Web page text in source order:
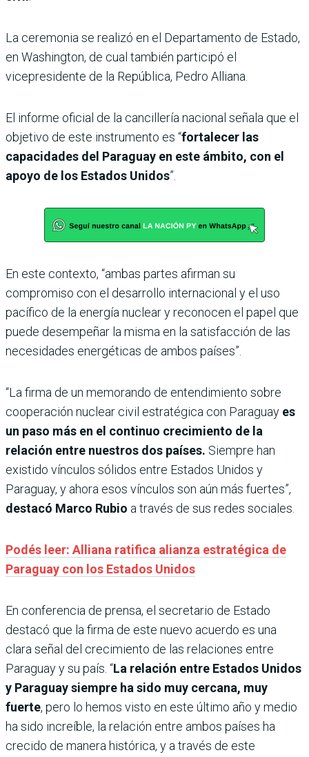
La ceremonia se realizó en el Departamento de Estado,
en Washington, de cual también participó el
vicepresidente de la República, Pedro Alliana.
El informe oficial de la cancillería nacional señala que el
objetivo de este instrumento es “fortalecer las
capacidades del Paraguay en este ámbito, con el
apoyo de los Estados Unidos”.
En este contexto, “ambas partes afirman su
compromiso con el desarrollo internacional y el uso
pacífico de la energía nuclear y reconocen el papel que
puede desempeñar la misma en la satisfacción de las
necesidades energéticas de ambos países”.
“La firma de un memorando de entendimiento sobre
cooperación nuclear civil estratégica con Paraguay es
un paso más en el continuo crecimiento de la
relación entre nuestros dos países. Siempre han
existido vínculos sólidos entre Estados Unidos y
Paraguay, y ahora esos vínculos son aún más fuertes”,
destacó Marco Rubio a través de sus redes sociales.
Podés leer: Alliana ratifica alianza estratégica de
Paraguay con los Estados Unidos
En conferencia de prensa, el secretario de Estado
destacó que la firma de este nuevo acuerdo es una
clara señal del crecimiento de las relaciones entre
Paraguay y su país. “La relación entre Estados Unidos
y Paraguay siempre ha sido muy cercana, muy
fuerte, pero lo hemos visto en este último año y medio
ha sido increíble, la relación entre ambos países ha
crecido de manera histórica, y a través de este